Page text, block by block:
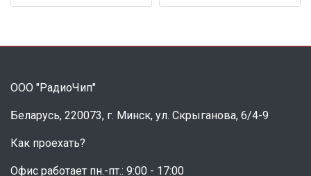
ООО "РадиоЧип"
Беларусь, 220073, г. Минск, ул. Скрыганова, 6/4-9
Как проехать?
Офис работает пн.-пт.: 9:00 - 17:00